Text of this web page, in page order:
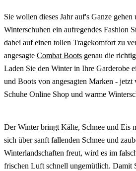
Sie wollen dieses Jahr auf's Ganze gehen
Winterschuhen ein aufregendes Fashion
dabei auf einen tollen Tragekomfort zu
angesagte Combat Boots genau die
Laden Sie den Winter in Ihre Garderobe
und Boots von angesagten Marken -
Schuhe Online Shop und warme
Der Winter bringt Kälte, Schnee und Eis
sich über sanft fallenden Schnee und
Winterlandschaften freut, wird es im
frischen Luft schnell ungemütlich. Damit